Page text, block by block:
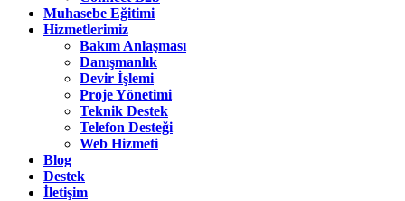
Muhasebe Eğitimi
Hizmetlerimiz
Bakım Anlaşması
Danışmanlık
Devir İşlemi
Proje Yönetimi
Teknik Destek
Telefon Desteği
Web Hizmeti
Blog
Destek
İletişim